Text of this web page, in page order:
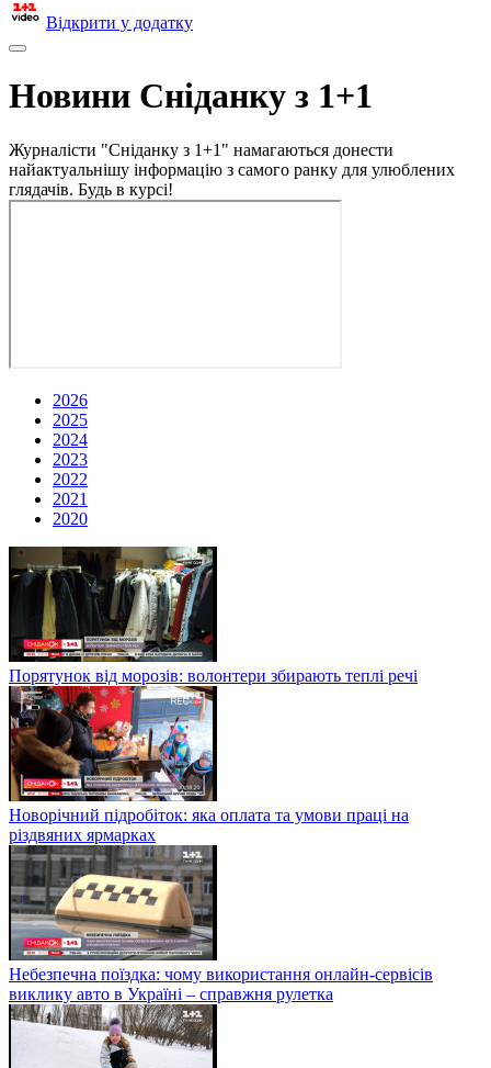
Відкрити у додатку
Новини Сніданку з 1+1
Журналісти "Сніданку з 1+1" намагаються донести
найактуальнішу інформацію з самого ранку для улюблених
глядачів. Будь в курсі!
2026
2025
2024
2023
2022
2021
2020
Порятунок від морозів: волонтери збирають теплі речі
Новорічний підробіток: яка оплата та умови праці на
різдвяних ярмарках
Небезпечна поїздка: чому використання онлайн-сервісів
виклику авто в Україні – справжня рулетка